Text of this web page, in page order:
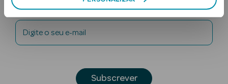
Newsletter
Digite o seu e-mail
Subscrever